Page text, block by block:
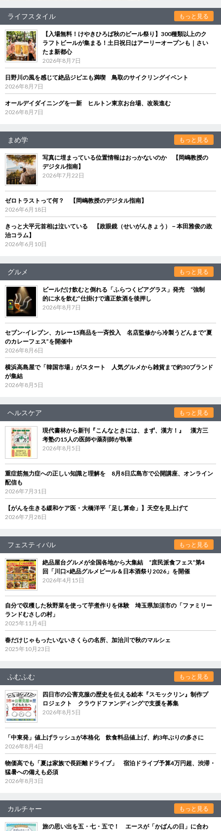
ライフスタイル もっと見る
【入場無料！けやきひろば秋のビール祭り】300種類以上のク
ラフトビールが集まる！土日祝日はアーリーオープンも｜さい
たま新都心
2026年8月7日
日野川の風を感じて絶品ジビエも満喫 鳥取のサイクリングイベント
2026年8月7日
オールデイダイニングを一新 ヒルトン東京お台場、改装進む
2026年8月7日
まめ学 もっと見る
写真に埋まっている位置情報はおっかないのか 【岡嶋教授の
デジタル指南】
2026年7月22日
ゼロトラストって何？ 【岡嶋教授のデジタル指南】
2026年6月18日
きっと大平元首相は泣いている 【政眼鏡（せいがんきょう）－本田雅俊の政
治コラム】
2026年6月10日
グルメ もっと見る
ビールだけ飲むと倒れる「ふらつくビアグラス」発売 “強制
的に水を飲む”仕掛けで適正飲酒を後押し
2026年8月7日
セブン‐イレブン、カレー15商品を一斉投入 名店監修から冷製うどんまで“夏
のカレーフェス”を開催中
2026年8月6日
横浜高島屋で「韓国市場」がスタート 人気グルメから雑貨まで約30ブランド
が集結
2026年8月5日
ヘルスケア もっと見る
現代書林から新刊『こんなときには、まず、漢方！』 漢方三
考塾の15人の医師や薬剤師が執筆
2026年8月5日
重症筋無力症への正しい知識と理解を 8月8日広島市で公開講座、オンライン
配信も
2026年7月31日
【がんを生きる緩和ケア医・大橋洋平「足し算命」】天空を見上げて
2026年7月28日
フェスティバル もっと見る
絶品屋台グルメが全国各地から大集結 “庶民派食フェス”第4
回「川口×絶品グルメビール＆日本酒祭り2026」を開催
2026年4月15日
自分で収穫した秋野菜を使って芋煮作りを体験 埼玉県加須市の「ファミリー
ランドむさしの村」
2025年11月4日
春だけじゃもったいないさくらの名所、加治川で秋のマルシェ
2025年10月23日
ふむふむ もっと見る
四日市の公害克服の歴史を伝える絵本『スモックリン』制作プ
ロジェクト クラウドファンディングで支援を募集
2026年8月5日
「中東発」値上げラッシュが本格化 飲食料品値上げ、約3年ぶりの多さに
2026年8月4日
物価高でも「夏は家族で長距離ドライブ」 宿泊ドライブ予算4万円超、渋滞・
猛暑への備えも必須
2026年8月3日
カルチャー もっと見る
旅の思い出を五・七・五で！ エースが「かばんの日」に合わ